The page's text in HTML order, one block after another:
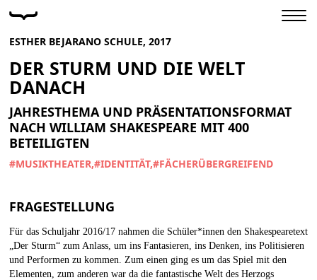
ESTHER BEJARANO SCHULE, 2017
DER STURM UND DIE WELT
DANACH
JAHRESTHEMA UND PRÄSENTATIONSFORMAT
NACH WILLIAM SHAKESPEARE MIT 400
BETEILIGTEN
#MUSIKTHEATER #IDENTITÄT #FÄCHERÜBERGREIFEND
FRAGESTELLUNG
Für das Schuljahr 2016/17 nahmen die Schüler*innen den Shakespearetext
„Der Sturm“ zum Anlass, um ins Fantasieren, ins Denken, ins Politisieren
und Performen zu kommen. Zum einen ging es um das Spiel mit den
Elementen, zum anderen war da die fantastische Welt des Herzogs